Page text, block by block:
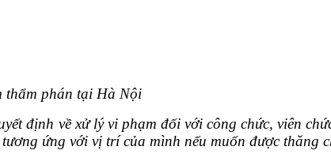
thẩm phán tại Hà Nội
định về xử lý vi phạm đối với công chức, viên
ứng với vị trí của mình nếu muốn được thăng